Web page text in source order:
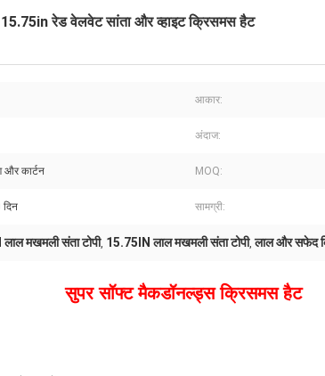
रेड वेलवेट सांता और व्हाइट क्रिसमस हैट
आकार:
अंदाज:
और कार्टन MOQ:
सामग्री:
मखमली संता टोपी, 15.75IN लाल मखमली संता टोपी,लाल और सफेद
सुपर सॉफ्ट मैकडॉनल्ड्स क्रिसमस हैट